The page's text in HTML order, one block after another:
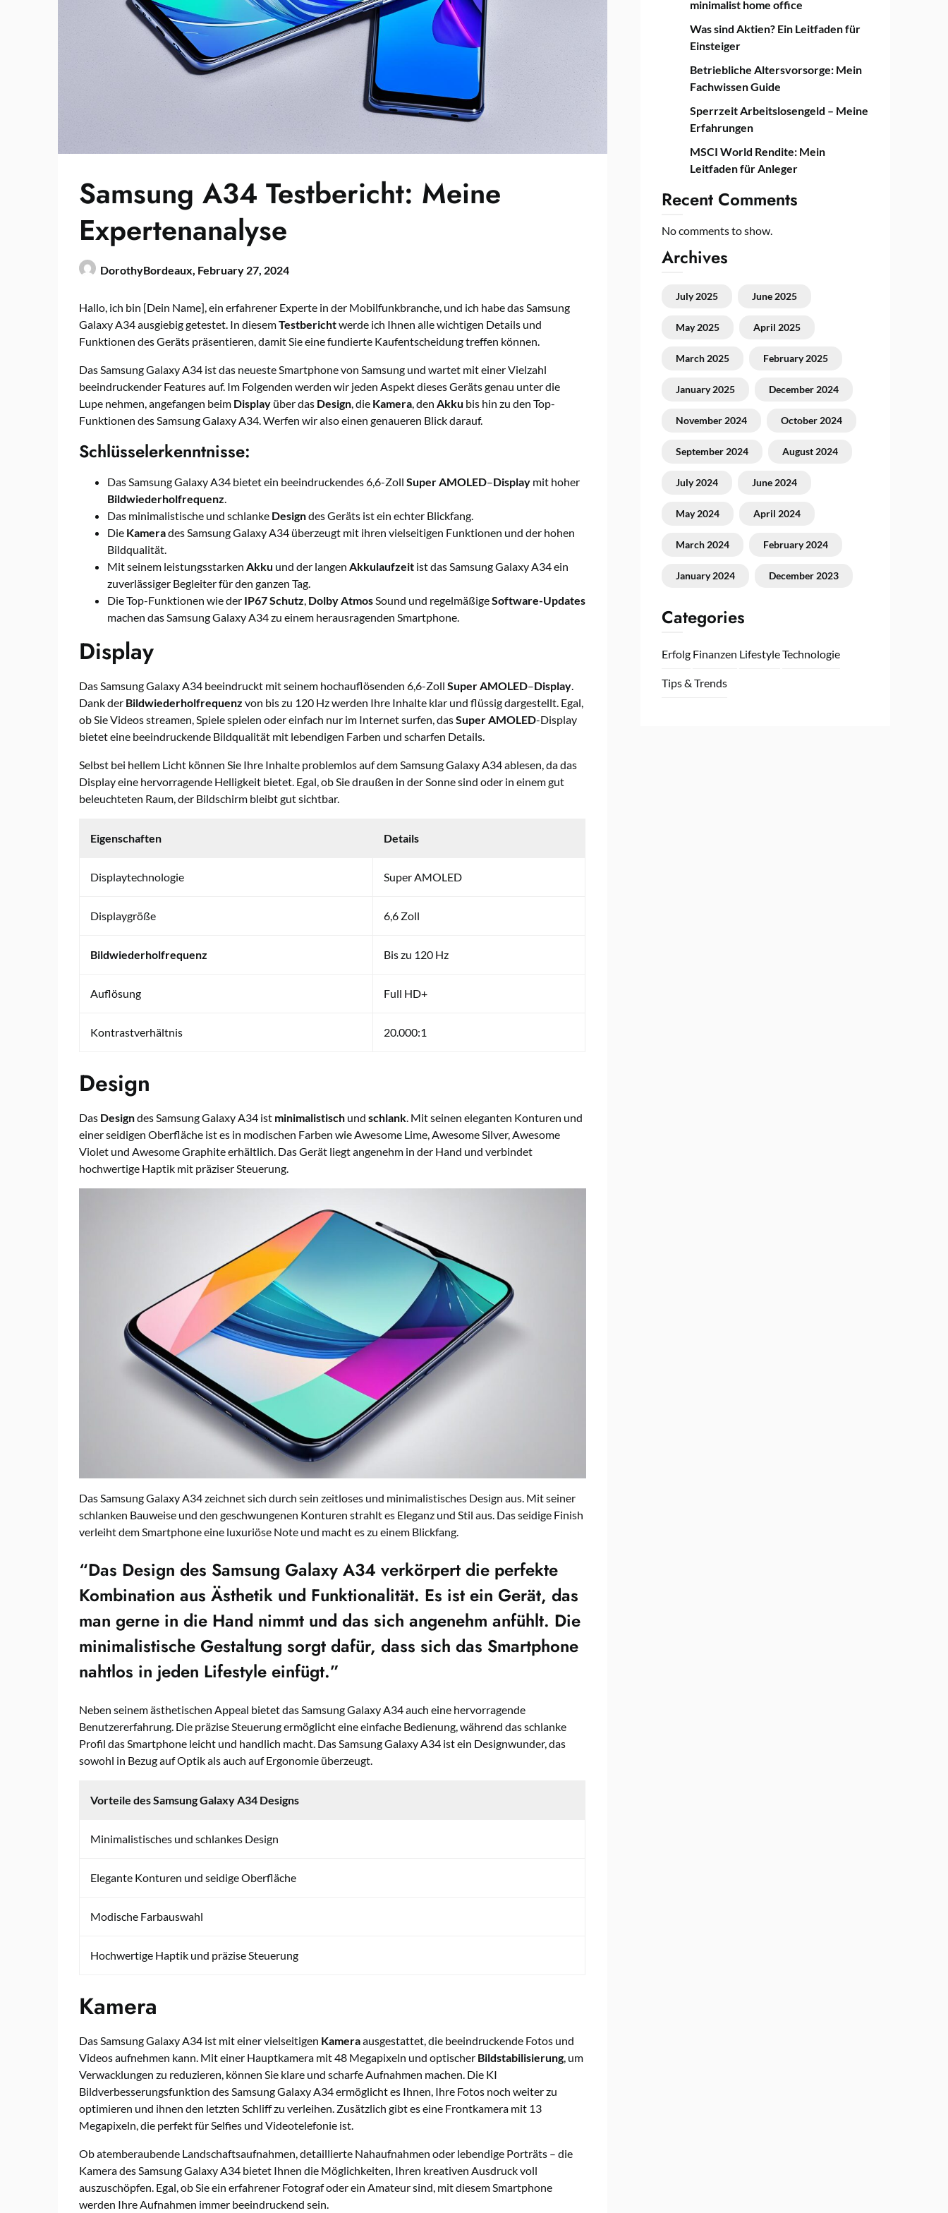
Samsung A34 Testbericht: Meine
Expertenanalyse
DorothyBordeaux, February 27, 2024
Hallo, ich bin [Dein Name], ein erfahrener Experte in der Mobilfunkbranche, und ich habe das Samsung
Galaxy A34 ausgiebig getestet. In diesemTestberichtwerde ich Ihnen alle wichtigen Details und
Funktionen des Geräts präsentieren, damit Sie eine fundierte Kaufentscheidung treffen können.
Das Samsung Galaxy A34 ist das neueste Smartphone von Samsung und wartet mit einer Vielzahl
beeindruckender Features auf. Im Folgenden werden wir jeden Aspekt dieses Geräts genau unter die
Lupe nehmen, angefangen beim Display über das Design, die Kamera, den Akku bis hin zu den Top-
Funktionen des Samsung Galaxy A34. Werfen wir also einen genaueren Blick darauf.
Schlüsselerkenntnisse:
Das Samsung Galaxy A34 bietet ein beeindruckendes 6,6-Zoll Super AMOLED–Display mit hoher
Bildwiederholfrequenz.
Das minimalistische und schlanke Designdes Geräts ist ein echter Blickfang.
Die Kamerades Samsung Galaxy A34 überzeugt mit ihren vielseitigen Funktionen und der hohen
Bildqualität.
Mit seinem leistungsstarken Akku und der langen Akkulaufzeit ist das Samsung Galaxy A34 ein
zuverlässiger Begleiter für den ganzen Tag.
Die Top-Funktionen wie der IP67 Schutz, Dolby AtmosSound und regelmäßigeSoftware-Updates
machen das Samsung Galaxy A34 zu einem herausragenden Smartphone.
Display
Das Samsung Galaxy A34 beeindruckt mit seinem hochauflösenden 6,6-Zoll Super AMOLED–Display.
Dank der Bildwiederholfrequenz von bis zu 120 Hz werden Ihre Inhalte klar und flüssig dargestellt. Egal,
ob Sie Videos streamen, Spiele spielen oder einfach nur im Internet surfen, dasSuper AMOLED-Display
bietet eine beeindruckende Bildqualität mit lebendigen Farben und scharfen Details.
Selbst bei hellem Licht können Sie Ihre Inhalte problemlos auf dem Samsung Galaxy A34 ablesen, da das
Display eine hervorragende Helligkeit bietet. Egal, ob Sie draußen in der Sonne sind oder in einem gut
beleuchteten Raum, der Bildschirm bleibt gut sichtbar.
Eigenschaften Details
Displaytechnologie Super AMOLED
Displaygröße 6,6 Zoll
Bildwiederholfrequenz Bis zu 120 Hz
Auflösung Full HD+
Kontrastverhältnis 20.000:1
Design
Das Designdes Samsung Galaxy A34 ist minimalistisch und schlank. Mit seinen eleganten Konturen und
einer seidigen Oberfläche ist es in modischen Farben wie Awesome Lime, Awesome Silver, Awesome
Violet und Awesome Graphite erhältlich. Das Gerät liegt angenehm in der Hand und verbindet
hochwertige Haptik mit präziser Steuerung.
Das Samsung Galaxy A34 zeichnet sich durch sein zeitloses und minimalistisches Design aus. Mit seiner
schlanken Bauweise und den geschwungenen Konturen strahlt es Eleganz und Stil aus. Das seidige Finish
verleiht dem Smartphone eine luxuriöse Note und macht es zu einem Blickfang.
“Das Design des Samsung Galaxy A34 verkörpert die perfekte
Kombination aus Ästhetik und Funktionalität. Es ist ein Gerät, das
man gerne in die Hand nimmt und das sich angenehm anfühlt. Die
minimalistische Gestaltung sorgt dafür, dass sich das Smartphone
nahtlos in jeden Lifestyle einfügt.”
Neben seinem ästhetischen Appeal bietet das Samsung Galaxy A34 auch eine hervorragende
Benutzererfahrung. Die präzise Steuerung ermöglicht eine einfache Bedienung, während das schlanke
Profil das Smartphone leicht und handlich macht. Das Samsung Galaxy A34 ist ein Designwunder, das
sowohl in Bezug auf Optik als auch auf Ergonomie überzeugt.
Vorteile des Samsung Galaxy A34 Designs
Minimalistisches und schlankes Design
Elegante Konturen und seidige Oberfläche
Modische Farbauswahl
Hochwertige Haptik und präzise Steuerung
Kamera
Das Samsung Galaxy A34 ist mit einer vielseitigen Kameraausgestattet, die beeindruckende Fotos und
Videos aufnehmen kann. Mit einer Hauptkamera mit 48 Megapixeln und optischer Bildstabilisierung , um
Verwacklungen zu reduzieren, können Sie klare und scharfe Aufnahmen machen. Die KI
Bildverbesserungsfunktion des Samsung Galaxy A34 ermöglicht es Ihnen, Ihre Fotos noch weiter zu
optimieren und ihnen den letzten Schliff zu verleihen. Zusätzlich gibt es eine Frontkamera mit 13
Megapixeln, die perfekt für Selfies und Videotelefonie ist.
Ob atemberaubende Landschaftsaufnahmen, detaillierte Nahaufnahmen oder lebendige Porträts – die
Kamera des Samsung Galaxy A34 bietet Ihnen die Möglichkeiten, Ihren kreativen Ausdruck voll
auszuschöpfen. Egal, ob Sie ein erfahrener Fotograf oder ein Amateur sind, mit diesem Smartphone
werden Ihre Aufnahmen immer beeindruckend sein.
minimalist home office
Was sind Aktien? Ein Leitfaden für
Einsteiger
Betriebliche Altersvorsorge: Mein
Fachwissen Guide
Sperrzeit Arbeitslosengeld – Meine
Erfahrungen
MSCI World Rendite: Mein
Leitfaden für Anleger
Recent Comments
No comments to show.
Archives
July 2025 June 2025
May 2025 April 2025
March 2025 February 2025
January 2025 December 2024
November 2024 October 2024
September 2024 August 2024
July 2024 June 2024
May 2024 April 2024
March 2024 February 2024
January 2024 December 2023
Categories
Erfolg Finanzen LifestyleTechnologie
Tips & Trends